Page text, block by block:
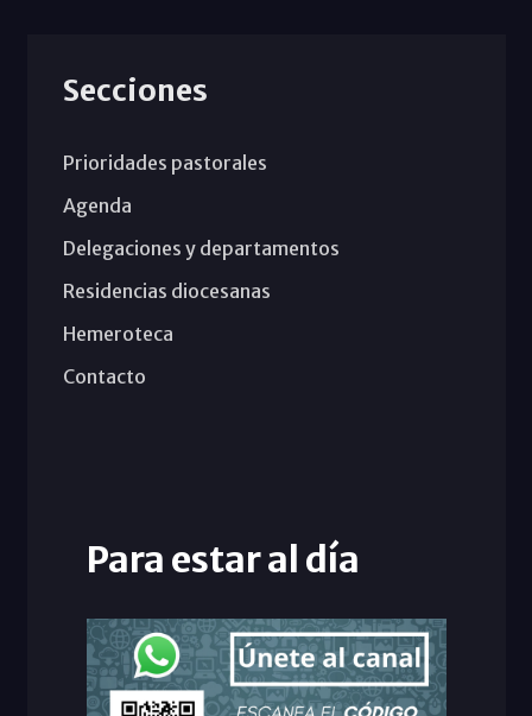
Secciones
Prioridades pastorales
Agenda
Delegaciones y departamentos
Residencias diocesanas
Hemeroteca
Contacto
Para estar al día